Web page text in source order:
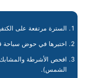
السترة مرتفعة على
اختبرها في حوض سباحة
افحص الأشرطة
الشمس).